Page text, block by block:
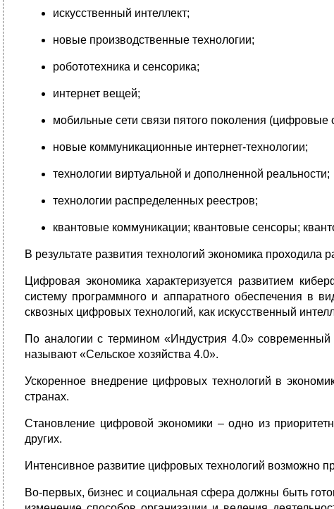
искусственный интеллект;
новые производственные технологии;
робототехника и сенсорика;
интернет вещей;
мобильные сети связи пятого поколения (цифровые
новые коммуникационные интернет-технологии;
технологии виртуальной и дополненной реальности;
технологии распределенных реестров;
квантовые коммуникации; квантовые сенсоры;
В результате развития технологий экономика
Цифровая экономика характеризуется развитием
систему программного и аппаратного обеспечения в
сквозных цифровых технологий, как искусственный
По аналогии с термином «Индустрия 4.0» современный
называют «Сельское хозяйства 4.0».
Ускоренное внедрение цифровых технологий в
странах.
Становление цифровой экономики – одно из
других.
Интенсивное развитие цифровых технологий возможно
Во-первых, бизнес и социальная сфера должны быть